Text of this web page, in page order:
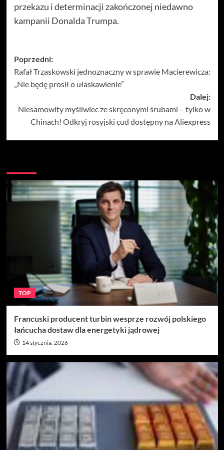
przekazu i determinacji zakończonej niedawno
kampanii Donalda Trumpa.
Zobacz
wpisy
Poprzedni:
Rafał Trzaskowski jednoznaczny w sprawie Macierewicza:
„Nie będę prosił o ułaskawienie”
Dalej:
Niesamowity myśliwiec ze skręconymi śrubami – tylko w
Chinach! Odkryj rosyjski cud dostępny na Aliexpress
TOP
Francuski producent turbin wesprze rozwój polskiego
łańcucha dostaw dla energetyki jądrowej
14 stycznia, 2026